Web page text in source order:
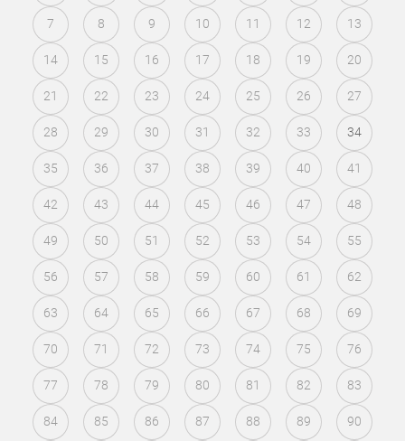
7 8 9 10 11 12 13
14 15 16 17 18 19 20
21 22 23 24 25 26 27
28 29 30 31 32 33 34
35 36 37 38 39 40 41
42 43 44 45 46 47 48
49 50 51 52 53 54 55
56 57 58 59 60 61 62
63 64 65 66 67 68 69
70 71 72 73 74 75 76
77 78 79 80 81 82 83
84 85 86 87 88 89 90